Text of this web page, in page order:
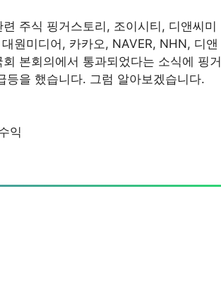
주식 핑거스토리, 조이시티, 디앤씨미
원미디어, 카카오, NAVER, NHN, 디앤
본회의에서 통과되었다는 소식에 핑거
을 했습니다. 그럼 알아보겠습니다.
익